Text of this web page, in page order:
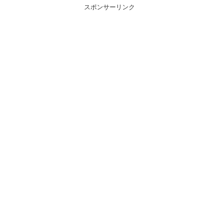
スポンサーリンク